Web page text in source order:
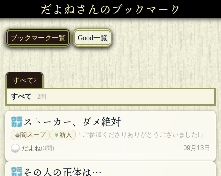
だよねさんのブックマーク
ブックマーク一覧 Good一覧
すべて2
すべて 2問
ストーカー、ダメ絶対
闇スープ 新人
「ご参加くださりありがとうございました!」
だよね(3問) 09月13日
その人の正体は…